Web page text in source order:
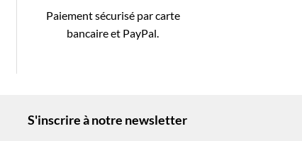
Paiement sécurisé par carte
bancaire et PayPal.
S'inscrire à notre newsletter